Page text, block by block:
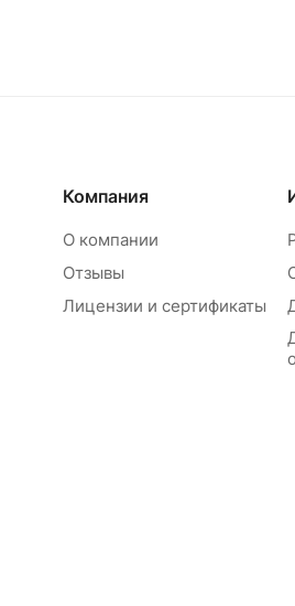
Компания
О компании
Отзывы
Лицензии и сертификаты